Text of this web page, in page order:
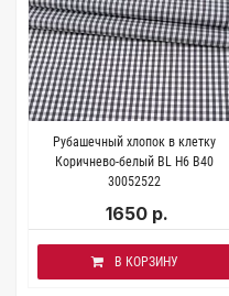
Рубашечный хлопок в клетку
Коричнево-белый BL H6 B40
30052522
1650 р.
В КОРЗИНУ